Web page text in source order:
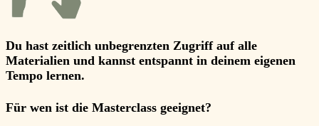
Du hast zeitlich unbegrenzten Zugriff auf alle
Materialien und kannst entspannt in deinem eigenen
Tempo lernen.
Für wen ist die Masterclass geeignet?